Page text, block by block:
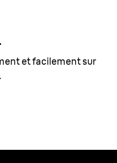
et facilement sur